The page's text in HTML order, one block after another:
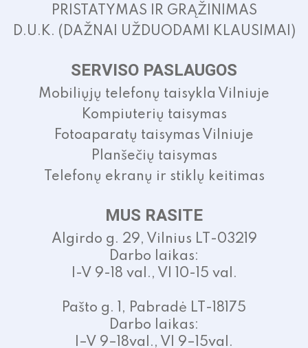
PRISTATYMAS IR GRĄŽINIMAS
D.U.K. (DAŽNAI UŽDUODAMI KLAUSIMAI)
SERVISO PASLAUGOS
Mobiliųjų telefonų taisykla Vilniuje
Kompiuterių taisymas
Fotoaparatų taisymas Vilniuje
Planšečių taisymas
Telefonų ekranų ir stiklų keitimas
MUS RASITE
Algirdo g. 29, Vilnius LT-03219
Darbo laikas:
I-V 9-18 val., VI 10-15 val.
Pašto g. 1, Pabradė LT-18175
Darbo laikas:
I–V 9–18val., VI 9–15val.